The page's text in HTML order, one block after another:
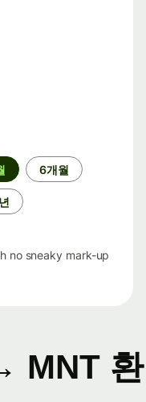
6개월
no sneaky mark-up
MNT 환